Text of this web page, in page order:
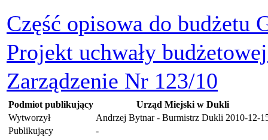
Część opisowa do budżetu
Projekt uchwały
Zarządzenie Nr 123/10
Podmiot publikujący
Urząd Miejski w Dukli
Wytworzył
Andrzej Bytnar - Burmistrz Dukli 2010-12-
Publikujący
-